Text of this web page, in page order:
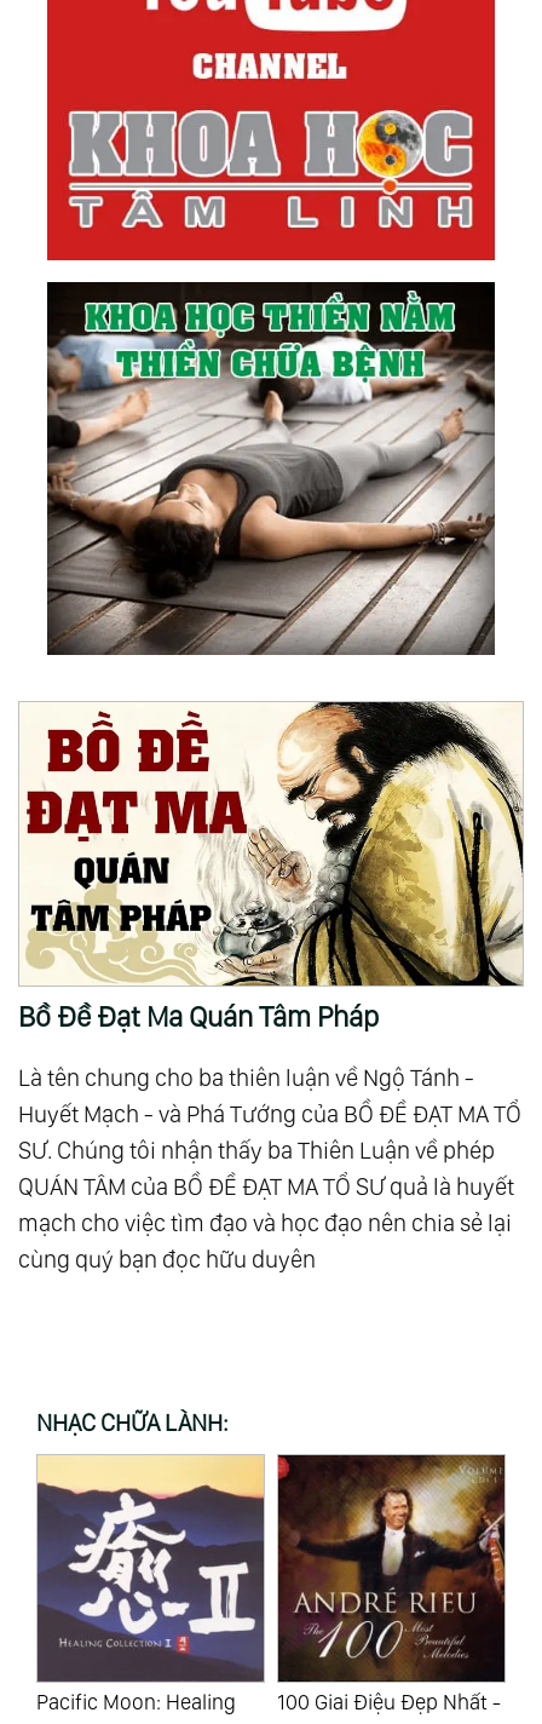
Bồ Đề Đạt Ma Quán Tâm Pháp
Là tên chung cho ba thiên luận về Ngộ Tánh -
Huyết Mạch - và Phá Tướng của BỒ ĐỀ ĐẠT MA TỔ
SƯ. Chúng tôi nhận thấy ba Thiên Luận về phép
QUÁN TÂM của BỒ ĐỀ ĐẠT MA TỔ SƯ quả là huyết
mạch cho việc tìm đạo và học đạo nên chia sẻ lại
cùng quý bạn đọc hữu duyên
NHẠC CHỮA LÀNH:
Pacific Moon: Healing
100 Giai Điệu Đẹp Nhất -